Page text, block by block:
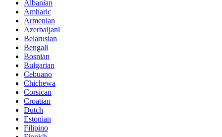
Albanian
Amharic
Armenian
Azerbaijani
Belarusian
Bengali
Bosnian
Bulgarian
Cebuano
Chichewa
Corsican
Croatian
Dutch
Estonian
Filipino